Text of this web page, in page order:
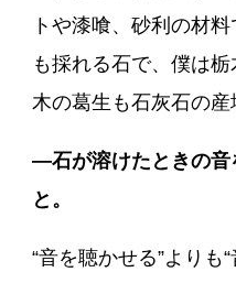
トや漆喰、砂利の材
も採れる石で、僕は
木の葛生も石灰石の産
―石が溶けたときの音
と。
“音を聴かせる”よりも